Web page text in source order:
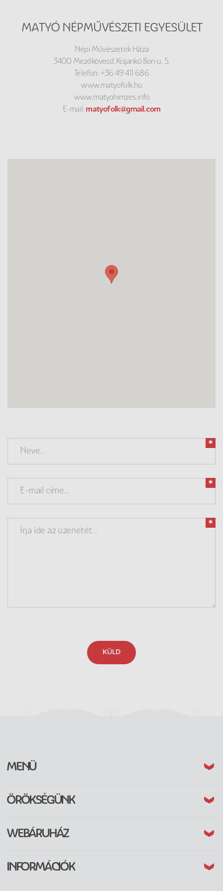
MATYÓ NÉPMŰVÉSZETI EGYESÜLET
Népi Művészetek Háza
3400 Mezőkövesd, Kisjankó Bori u. 5.
Telefon: +36 49 411 686
www.matyofolk.hu
www.matyohimzes.info
E-mail: matyofolk@gmail.com
MENÜ(CURRENT)
ÖRÖKSÉGÜNK(CURRENT)
WEBÁRUHÁZ(CURRENT)
INFORMÁCIÓK(CURRENT)